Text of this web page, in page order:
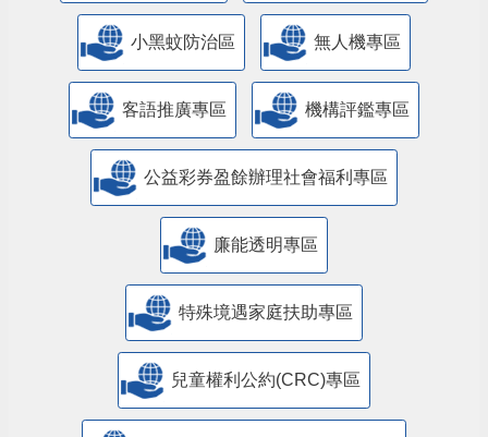
小黑蚊防治區 無人機專區
客語推廣專區 機構評鑑專區
公益彩券盈餘辦理社會福利專區
廉能透明專區
特殊境遇家庭扶助專區
兒童權利公約(CRC)專區